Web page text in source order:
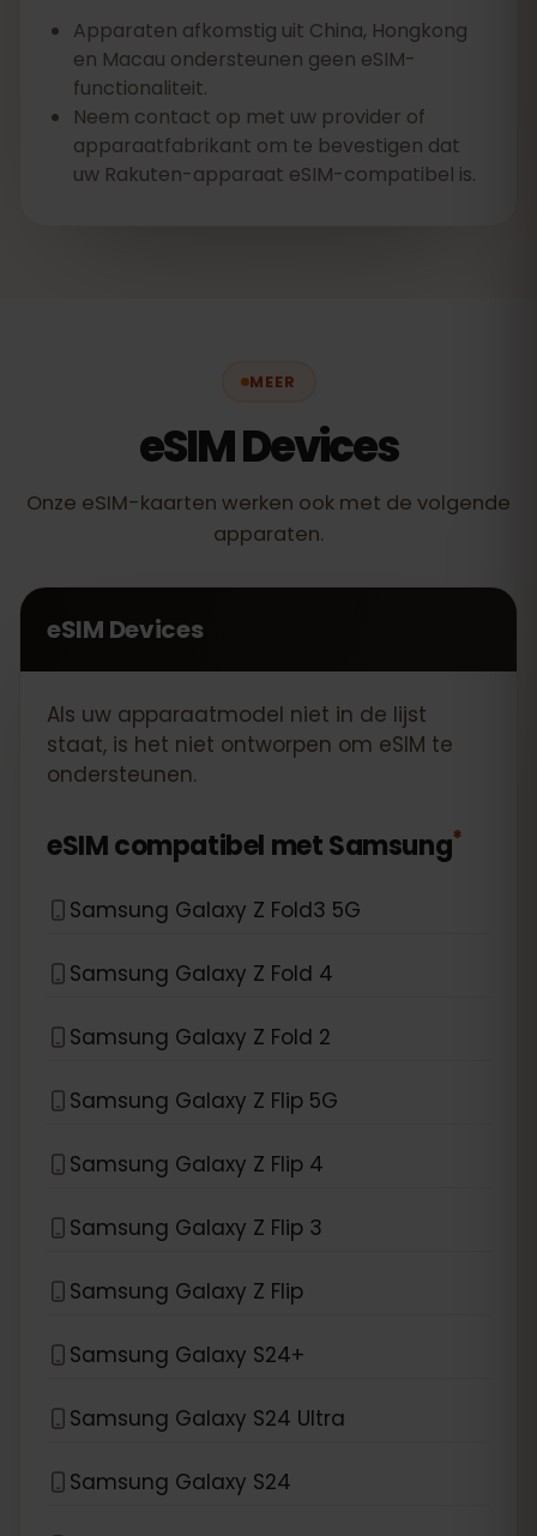
Apparaten afkomstig uit China, Hongkong
en Macau ondersteunen geen eSIM-
functionaliteit.
Neem contact op met uw provider of
apparaatfabrikant om te bevestigen dat
uw Rakuten-apparaat eSIM-compatibel is.
MEER
eSIM Devices
Onze eSIM-kaarten werken ook met de volgende
apparaten.
eSIM Devices
Als uw apparaatmodel niet in de lijst
staat, is het niet ontworpen om eSIM te
ondersteunen.
eSIM compatibel metSamsung*
Samsung Galaxy Z Fold3 5G
Samsung Galaxy Z Fold 4
Samsung Galaxy Z Fold 2
Samsung Galaxy Z Flip 5G
Samsung Galaxy Z Flip 4
Samsung Galaxy Z Flip 3
Samsung Galaxy Z Flip
Samsung Galaxy S24+
Samsung Galaxy S24 Ultra
Samsung Galaxy S24